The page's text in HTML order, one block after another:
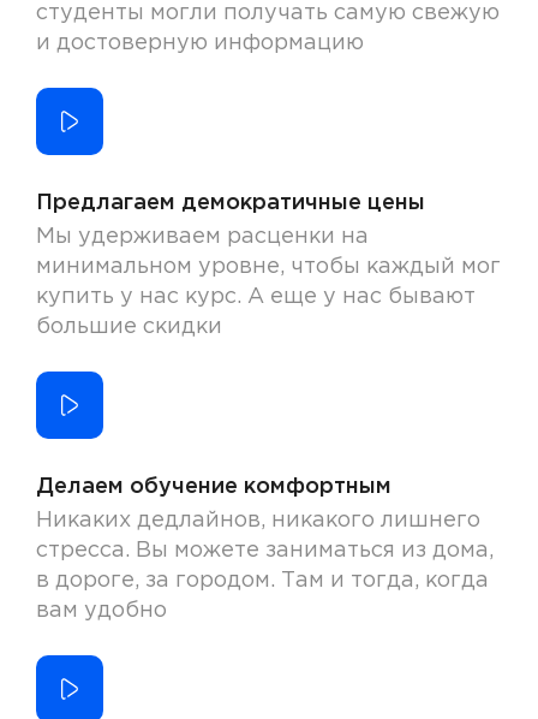
студенты могли получать самую свежую
и достоверную информацию
Предлагаем демократичные цены
Мы удерживаем расценки на
минимальном уровне, чтобы каждый мог
купить у нас курс. А еще у нас бывают
большие скидки
Делаем обучение комфортным
Никаких дедлайнов, никакого лишнего
стресса. Вы можете заниматься из дома,
в дороге, за городом. Там и тогда, когда
вам удобно